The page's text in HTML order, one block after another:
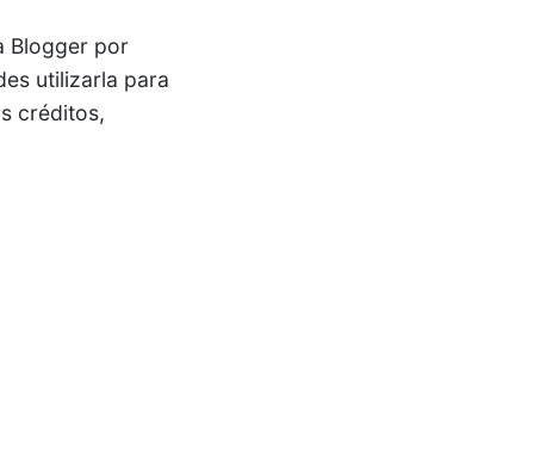
Blogger por
utilizarla para
créditos,